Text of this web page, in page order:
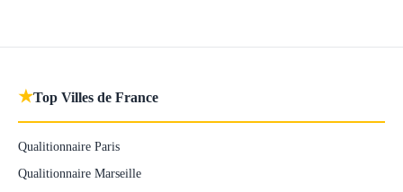
★Top Villes de France
Qualitionnaire Paris
Qualitionnaire Marseille